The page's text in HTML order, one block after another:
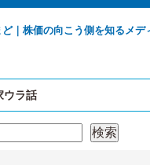
ど｜株価の向こう側を知るメデ
ウラ話
検索